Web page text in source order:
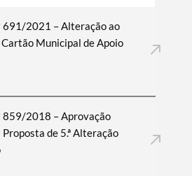
691/2021 – Alteração ao
Municipal de Apoio
859/2018 – Aprovação
de 5.ª Alteração